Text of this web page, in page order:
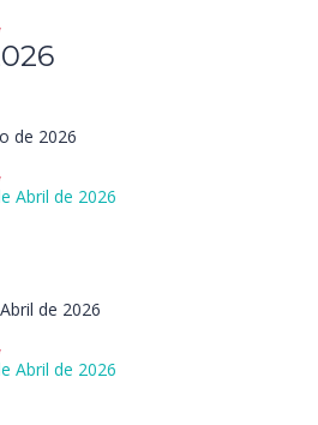
,
de 2026
,
de 2026
,